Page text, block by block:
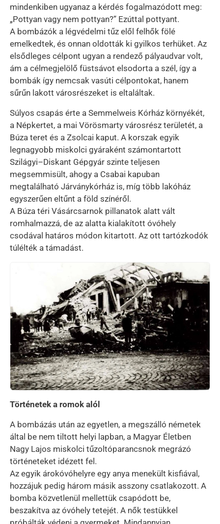
mindenkiben ugyanaz a kérdés fogalmazódott meg:
„Pottyan vagy nem pottyan?” Ezúttal pottyant.
A bombázók a légvédelmi tűz elől felhők fölé
emelkedtek, és onnan oldották ki gyilkos terhüket. Az
elsődleges célpont ugyan a rendező pályaudvar volt,
ám a célmegjelölő füstsávot elsodorta a szél, így a
bombák így nemcsak vasúti célpontokat, hanem
sűrűn lakott városrészeket is eltaláltak.
Súlyos csapás érte a Semmelweis Kórház környékét,
a Népkertet, a mai Vörösmarty városrész területét, a
Búza teret és a Zsolcai kaput. A korszak egyik
legnagyobb miskolci gyáraként számontartott
Szilágyi–Diskant Gépgyár szinte teljesen
megsemmisült, ahogy a Csabai kapuban
megtalálható Járványkórház is, míg több lakóház
egyszerűen eltűnt a föld színéről.
A Búza téri Vásárcsarnok pillanatok alatt vált
romhalmazzá, de az alatta kialakított óvóhely
csodával határos módon kitartott. Az ott tartózkodók
túlélték a támadást.
Történetek a romok alól
A bombázás után az egyetlen, a megszálló németek
által be nem tiltott helyi lapban, a Magyar Életben
Nagy Lajos miskolci tűzoltóparancsnok megrázó
történeteket idézett fel.
Az egyik árokóvóhelyre egy anya menekült kisfiával,
hozzájuk pedig három másik asszony csatlakozott. A
bomba közvetlenül mellettük csapódott be,
beszakítva az óvóhely tetejét. A nők testükkel